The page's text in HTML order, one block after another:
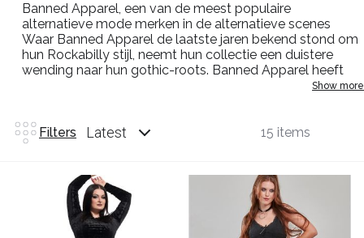
Banned Apparel, een van de meest populaire
alternatieve mode merken in de alternatieve scenes
Waar Banned Apparel de laatste jaren bekend stond om
hun Rockabilly stijl, neemt hun collectie een duistere
wending naar hungothic-roots. Banned Apparel heeft
een universele aantrekkingskracht op alternatieve mode
retro en rockabilly stijl en goth stijl
Show more
Filters Latest 15 items